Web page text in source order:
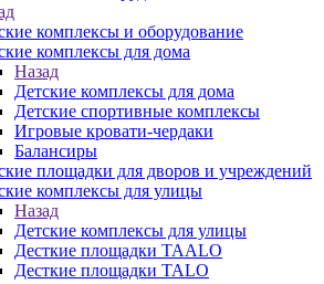
комплексы и оборудование
комплексы для дома
Назад
Детские комплексы для дома
Детские спортивные комплексы
Игровые кровати-чердаки
Балансиры
площадки для дворов и учреждений
комплексы для улицы
Назад
Детские комплексы для улицы
Десткие площадки TAALO
Десткие площадки TALO